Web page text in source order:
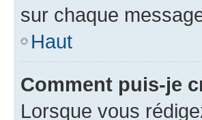
sur chaque
Haut
Comment puis-je
Lorsque vous